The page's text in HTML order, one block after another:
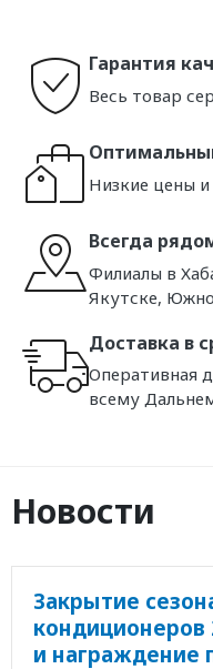
Гарантия
Весь товар
Низкие цены
Всегда
Филиалы в
Якутске,
Доставка в
Оперативная
всему
Новости
Закрытие
кондиционеров
и награждение